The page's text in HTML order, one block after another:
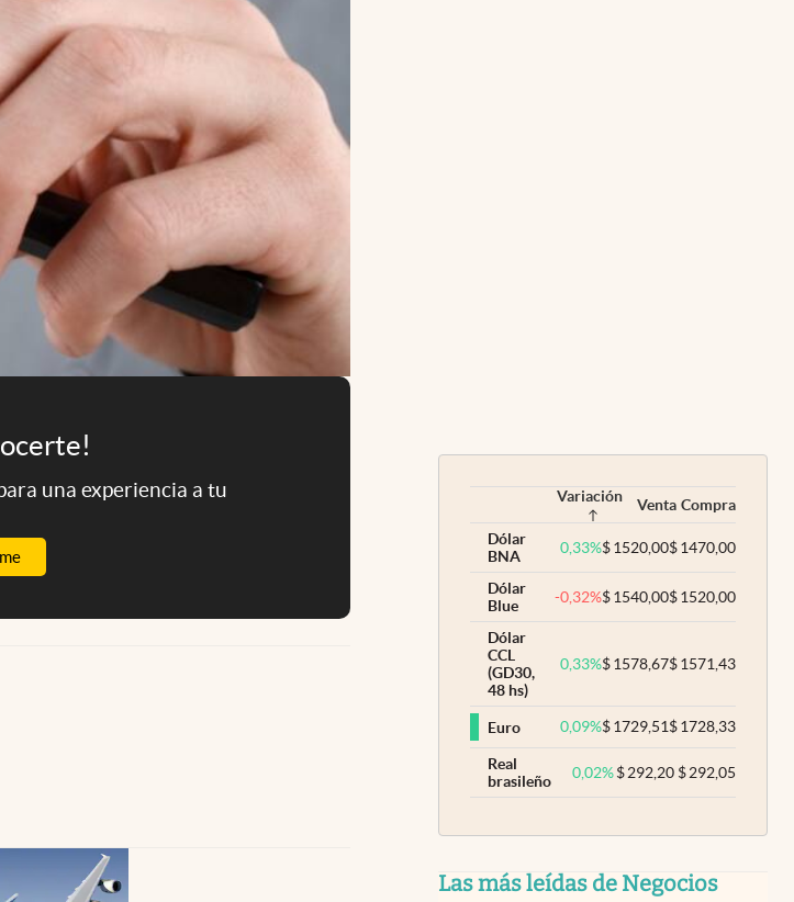
una experiencia a tu
Variación Venta Compra
Dólar
BNA
0,33%$1520,00$1470,00
Dólar
Blue
-0,32%$1540,00$1520,00
Dólar
CCL
(GD30,
48 hs)
0,33%$1578,67$1571,43
Euro 0,09%$1729,51$1728,33
Real
brasileño
0,02% $292,20 $292,05
Las más leídas de Negocios